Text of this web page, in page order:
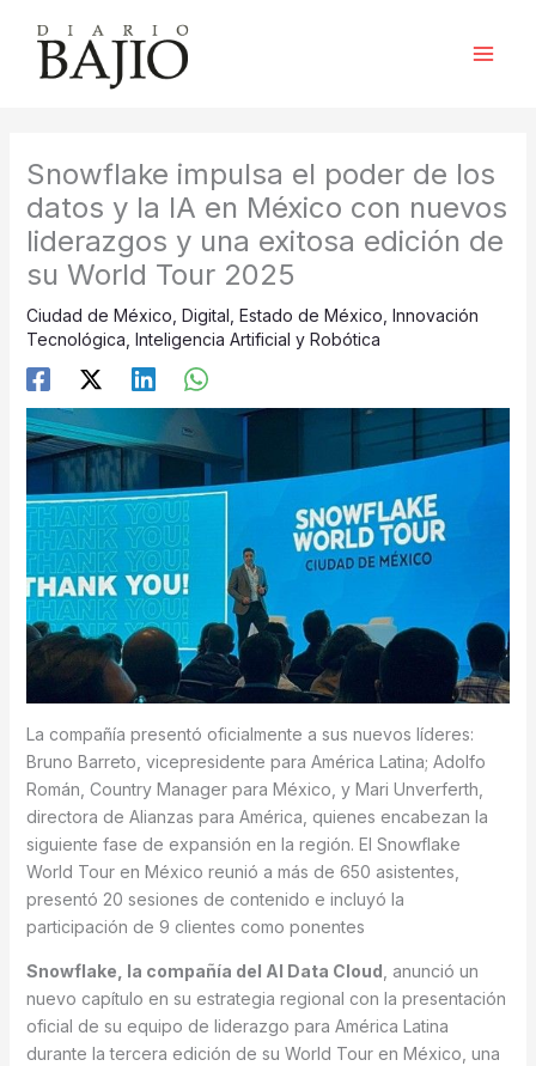
contenido
Snowflake impulsa el poder de los
datos y la IA en México con nuevos
liderazgos y una exitosa edición de
su World Tour 2025
Ciudad de México Digital Estado de México Innovación
Tecnológica Inteligencia Artificial y Robótica
La compañía presentó oficialmente a sus nuevos líderes:
Bruno Barreto, vicepresidente para América Latina; Adolfo
Román, Country Manager para México, y Mari Unverferth,
directora de Alianzas para América, quienes encabezan la
siguiente fase de expansión en la región. El Snowflake
World Tour en México reunió a más de 650 asistentes,
presentó 20 sesiones de contenido e incluyó la
participación de 9 clientes como ponentes
Snowflake, la compañía del AI Data Cloud , anunció un
nuevo capítulo en su estrategia regional con la presentación
oficial de su equipo de liderazgo para América Latina
durante la tercera edición de su World Tour en México, una